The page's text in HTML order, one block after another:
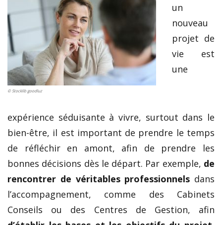
© Stocklib goodluz
un
nouveau
projet de
vie est
une
expérience séduisante à vivre, surtout dans le
bien-être, il est important de prendre le temps
de réfléchir en amont, afin de prendre les
bonnes décisions dès le départ. Par exemple, de
rencontrer de véritables professionnels dans
l’accompagnement, comme des Cabinets
Conseils ou des Centres de Gestion, afin